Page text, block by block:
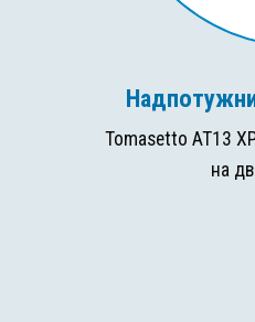
Tomasetto AT13
на